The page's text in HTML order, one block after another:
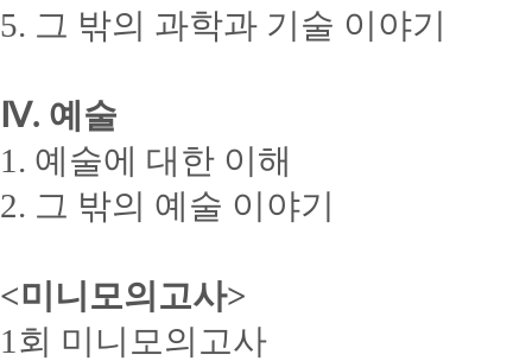
5. 그 밖의 과학과 기술 이야기
Ⅳ. 예술
1. 예술에 대한 이해
2. 그 밖의 예술 이야기
<미니모의고사>
1회 미니모의고사